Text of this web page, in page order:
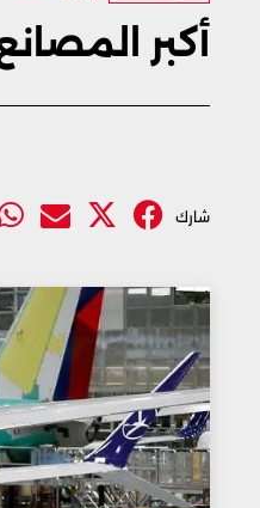
أكبر
شارك